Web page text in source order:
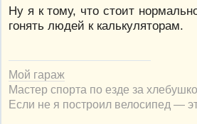
Ну я к тому, что стоит
гонять людей к калькуляторам.
Мой гараж
Мастер спорта по езде за
Если не я построил велосипед —